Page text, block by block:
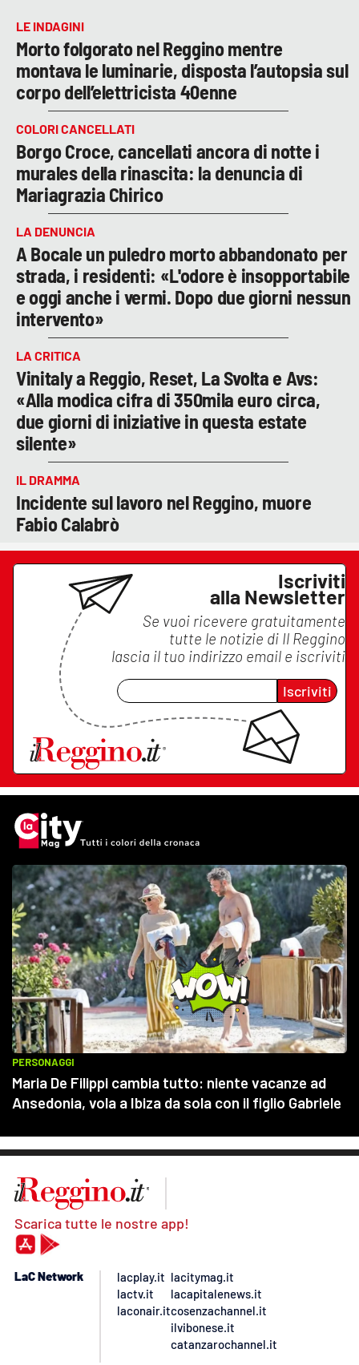
LE INDAGINI
Morto folgorato nel Reggino mentre
montava le luminarie, disposta l’autopsia sul
corpo dell’elettricista 40enne
COLORI CANCELLATI
Borgo Croce, cancellati ancora di notte i
murales della rinascita: la denuncia di
Mariagrazia Chirico
LA DENUNCIA
A Bocale un puledro morto abbandonato per
strada, i residenti: «L'odore è insopportabile
e oggi anche i vermi. Dopo due giorni nessun
intervento»
LA CRITICA
Vinitaly a Reggio, Reset, La Svolta e Avs:
«Alla modica cifra di 350mila euro circa,
due giorni di iniziative in questa estate
silente»
IL DRAMMA
Incidente sul lavoro nel Reggino, muore
Fabio Calabrò
Iscriviti
alla Newsletter
Se vuoi ricevere gratuitamente
tutte le notizie di Il Reggino
lascia il tuo indirizzo email e iscriviti
Iscriviti
Scarica tutte le nostre app!
LaC Network
lacplay.it
lactv.it
laconair.it
lacitymag.it
lacapitalenews.it
cosenzachannel.it
ilvibonese.it
catanzarochannel.it